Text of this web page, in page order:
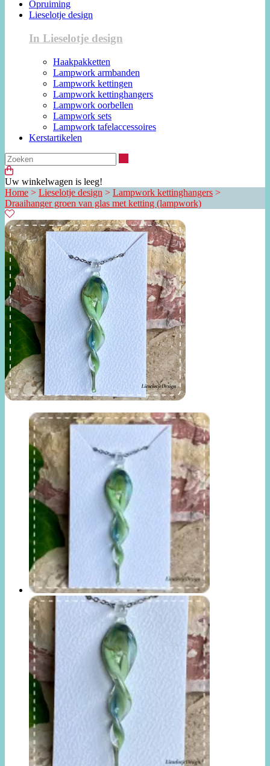
Opruiming
Lieselotje design
In Lieselotje design
Haakpakketten
Lampwork armbanden
Lampwork kettingen
Lampwork kettinghangers
Lampwork oorbellen
Lampwork sets
Lampwork tafelaccessoires
Kerstartikelen
Uw winkelwagen is leeg!
Home > Lieselotje design > Lampwork kettinghangers >
Draaihanger groen van glas met ketting (lampwork)